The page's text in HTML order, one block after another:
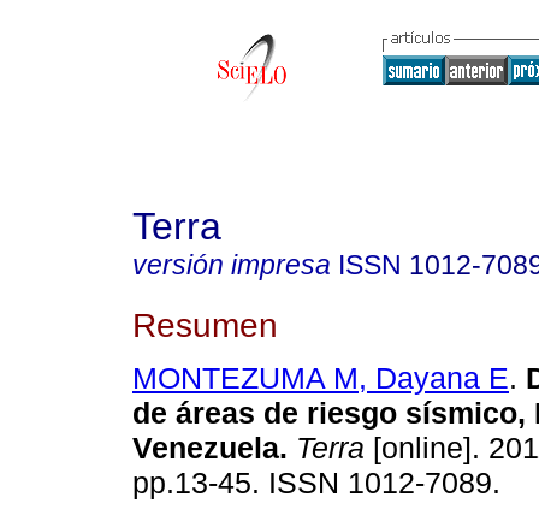
Terra
versión impresa ISSN 1012-
Resumen
MONTEZUMA M, Dayana E.
de áreas de riesgo sísmico,
Venezuela. Terra [online].
pp.13-45. ISSN 1012-7089.